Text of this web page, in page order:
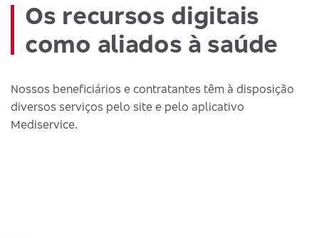
Os recursos digitais
como aliados à saúde
Nossos beneficiários e contratantes têm à disposição
diversos serviços pelo site e pelo aplicativo
Mediservice.